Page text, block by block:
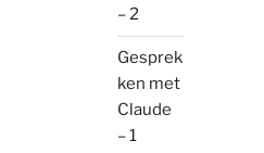
– 2
Gesprek
ken met
Claude
– 1